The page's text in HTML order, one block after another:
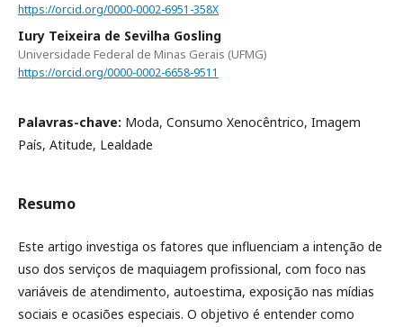
https://orcid.org/0000-0002-6951-358X
Iury Teixeira de Sevilha Gosling
Universidade Federal de Minas Gerais (UFMG)
https://orcid.org/0000-0002-6658-9511
Palavras-chave: Moda, Consumo Xenocêntrico, Imagem
País, Atitude, Lealdade
Resumo
Este artigo investiga os fatores que influenciam a intenção de
uso dos serviços de maquiagem profissional, com foco nas
variáveis de atendimento, autoestima, exposição nas mídias
sociais e ocasiões especiais. O objetivo é entender como